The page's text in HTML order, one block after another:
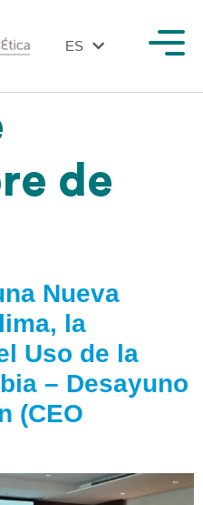
ES
EN
de
Nueva
la
Uso de la
– Desayuno
(CEO